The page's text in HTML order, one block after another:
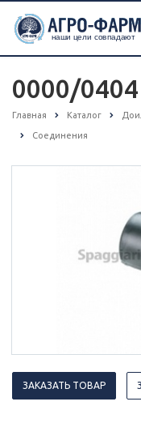
0000/0404
Главная Каталог
Соединения
ЗАКАЗАТЬ ТОВАР